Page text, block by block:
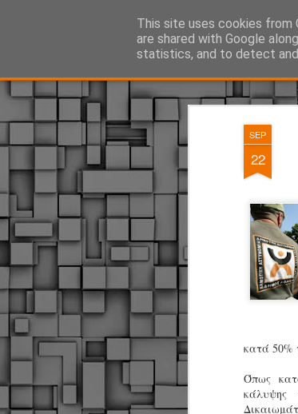
SEP
22
κατά 50%
Όπως
This site uses cookies from
are shared with Google
statistics, and to detect and
ΔΗΜΟΤΙΚΗ ΑΣΤΥΝΟΜΙΑ,